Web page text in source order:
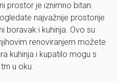
prostor je iznimno bitan.
najvažnije prostorije
boravak i kuhinja. Ovo su
renoviranjem možete
kuhinja i kupatilo mogu s
u oku.